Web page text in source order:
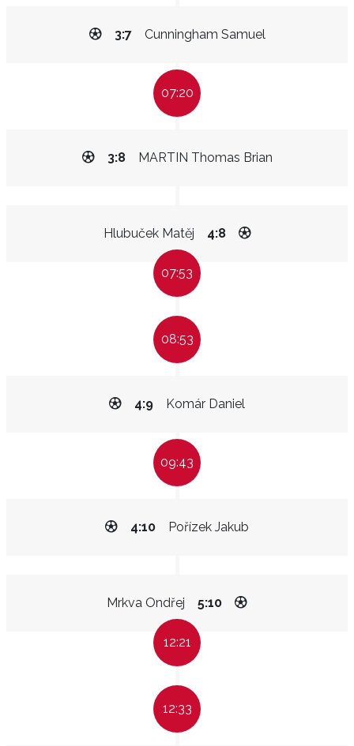
Cunningham Samuel
3:7
07:20
MARTIN Thomas Brian
3:8
Hlubuček Matěj 4:8
07:53
08:53
Komár Daniel
4:9
09:43
Pořízek Jakub
4:10
Mrkva Ondřej 5:10
12:21
12:33